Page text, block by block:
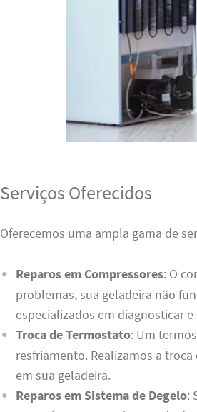
Serviços Oferecidos
Oferecemos uma ampla gama de
Reparos em Compressores: O
problemas, sua geladeira não
especializados em diagnosticar
Troca de Termostato: Um
resfriamento. Realizamos a
em sua geladeira.
Reparos em Sistema de Degelo: